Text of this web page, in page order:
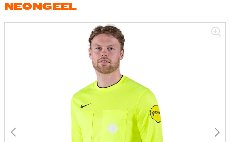
NEONGEEL